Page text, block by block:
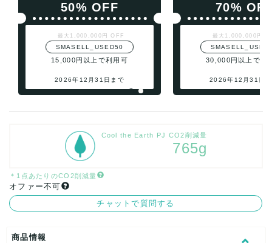
50% OFF
最大1,000,000円 OFF
SMASELL_USED50
15,000円以上で利用可
2026年12月31日まで
70%
最大1,000,000円
30,000円以上で利
2026年12月31日
Cool the Earth PJ CO2削減量
765g
＊1点あたりのCO2削減量
オファー不可
チャットで質問する
商品情報